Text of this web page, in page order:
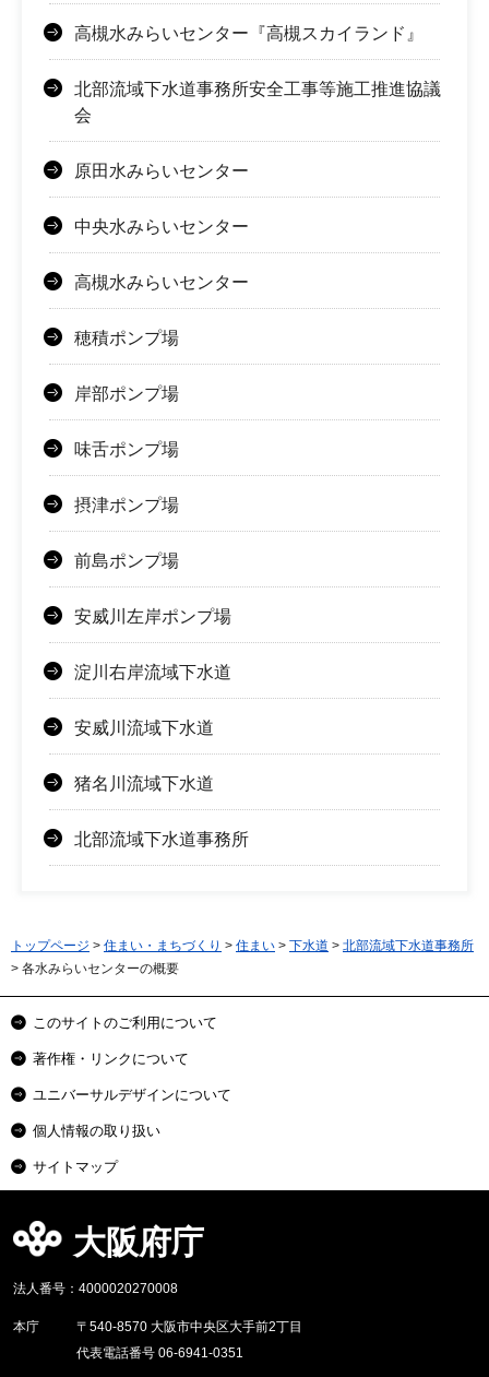
高槻水みらいセンター『高槻スカイランド』
北部流域下水道事務所安全工事等施工推進協議
会
原田水みらいセンター
中央水みらいセンター
高槻水みらいセンター
穂積ポンプ場
岸部ポンプ場
味舌ポンプ場
摂津ポンプ場
前島ポンプ場
安威川左岸ポンプ場
淀川右岸流域下水道
安威川流域下水道
猪名川流域下水道
北部流域下水道事務所
トップページ > 住まい・まちづくり > 住まい > 下水道 > 北部流域下水道事務所
> 各水みらいセンターの概要
このサイトのご利用について
著作権・リンクについて
ユニバーサルデザインについて
個人情報の取り扱い
サイトマップ
大阪府庁
法人番号：4000020270008
本庁
〒540-8570 大阪市中央区大手前2丁目
代表電話番号 06-6941-0351